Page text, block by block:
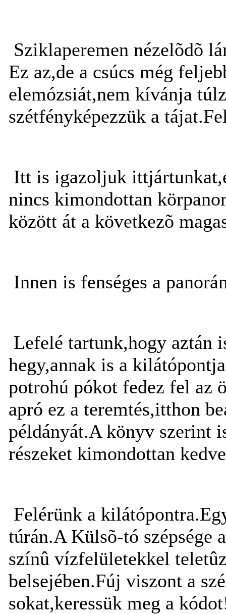
Sziklaperemen nézelõdõ
Ez az,de a csúcs még
elemózsiát,nem kívánja
szétfényképezzük a
Itt is igazoljuk
nincs kimondottan
között át a következõ
Innen is fenséges a
Lefelé tartunk,hogy aztán
hegy,annak is a
potrohú pókot fedez fel az
apró ez a teremtés,itthon
példányát.A könyv szerint
részeket kimondottan
Felérünk a
túrán.A Külsõ-tó szépsége
színû vízfelületekkel
belsejében.Fúj viszont a
sokat,keressük meg a